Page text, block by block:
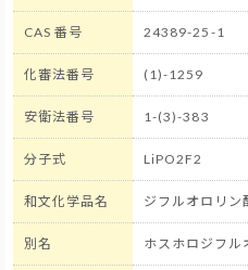
CAS 番号 24389-25-1
化審法番号 (1)-1259
安衛法番号 1-(3)-383
分子式 LiPO2F2
和文化学品名 ジフルオロリン
別名 ホスホロジフル